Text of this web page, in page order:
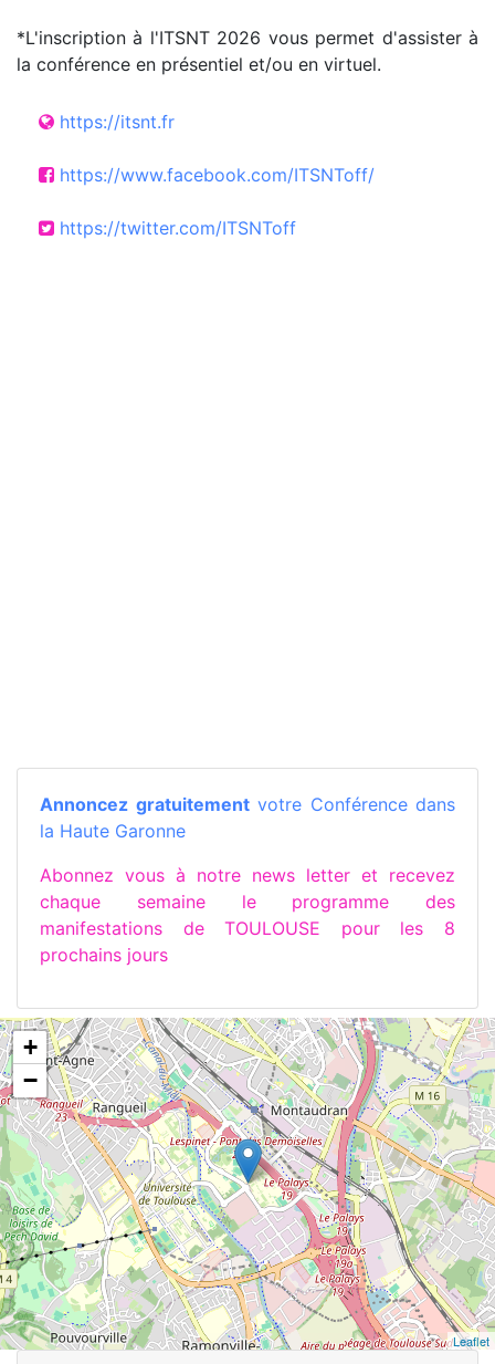
*L'inscription à l'ITSNT 2026 vous permet d'assister à
la conférence en présentiel et/ou en virtuel.
https://itsnt.fr
https://www.facebook.com/ITSNToff/
https://twitter.com/ITSNToff
Annoncez gratuitementvotre Conférence dans
la Haute Garonne
Abonnez vous à notre news letter et recevez
chaque semaine le programme des
manifestations de TOULOUSE pour les 8
prochains jours
+
−
Leaflet